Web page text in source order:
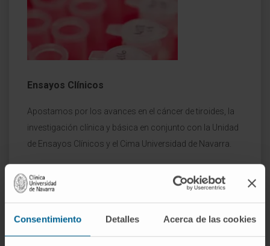
Consentimiento Detalles Acerca de las cookies
Ensayos Clínicos
Apostamos por los avances en el cáncer de tiroides, la
investigación clínica y básica en conjunto con la Unidad
de Ensayos Clínicos y el Cima Universidad de Navarra.